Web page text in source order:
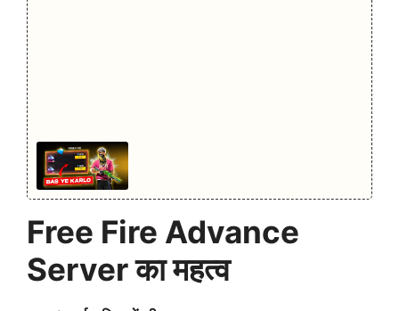
Free Fire Advance
Server का महत्व